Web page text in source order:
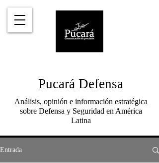
Pucará Defensa
Análisis, opinión e información estratégica
sobre Defensa y Seguridad en América
Latina
Entrada